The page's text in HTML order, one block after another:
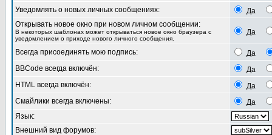
Уведомлять о новых личных сообщениях:
Да
Открывать новое окно при новом личном сообщении:
В некоторых шаблонах может открываться новое окно браузера с
уведомлением о приходе нового личного сообщения.
Да
Всегда присоединять мою подпись:
Да
BBCode всегда включён:
Да
HTML всегда включён:
Да
Смайлики всегда включены:
Да
Язык:
Внешний вид форумов: